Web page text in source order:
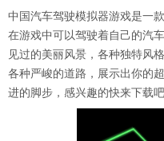
中国汽车驾驶模拟器游戏是一
在游戏中可以驾驶着自己的汽
见过的美丽风景，各种独特风
各种严峻的道路，展示出你的
进的脚步，感兴趣的快来下载吧